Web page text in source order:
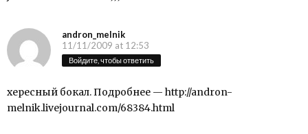
andron_melnik
11/11/2009 at 12:53
Войдите, чтобы ответить
хересный бокал. Подробнее — http://andron-
melnik.livejournal.com/68384.html